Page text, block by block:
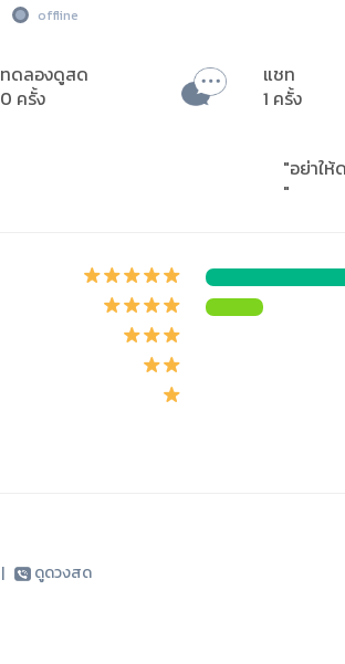
offline
ทดลองดูสด
0 ครั้ง
แชท
1 ครั้ง
"อย่าให้
"
| ดูดวงสด